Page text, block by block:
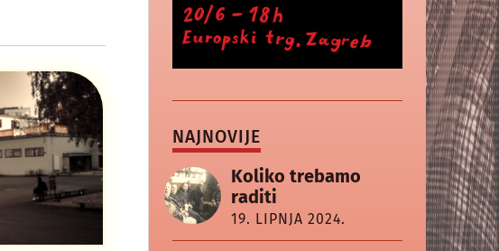
NAJNOVIJE
Koliko trebamo
raditi
19. LIPNJA 2024.